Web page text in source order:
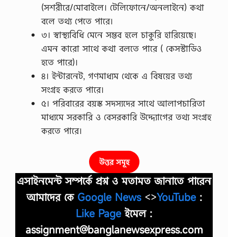
(সশরীরে/মােবাইলে। টেলিফোনে/অনলাইনে) কথা
বলে তথ্য পেতে পারে।
৩। স্বাস্থ্যবিধি মেনে সম্ভব হলে চাকুরি হারিয়েছে।
এমন কারাে সাথে কথা বলতে পারে ( কেসস্টাডিও
হতে পারে)।
৪। ইন্টারনেট, গণমাধ্যম থেকে এ বিষয়ের তথ্য
সংগ্রহ করতে পারে।
৫। পরিবারের বয়স্ক সদস্যদের সাথে আলাপচারিতা
মাধ্যমে সরকারি ও বেসরকারি উদ্দ্যোগের তথ্য সংগ্রহ
করতে পারে।
উত্তর সমূহ
এসাইনমেন্ট সম্পর্কে প্রশ্ন ও মতামত জানাতে পারেন
আমাদের কে Google News<>YouTube :
Like Page ইমেল :
assignment@banglanewsexpress.com